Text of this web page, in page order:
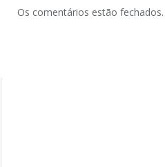
Os comentários estão fechados.